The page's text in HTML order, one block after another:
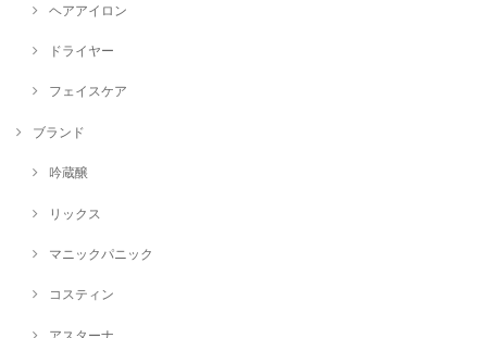
ヘアアイロン
ドライヤー
フェイスケア
ブランド
吟蔵醸
リックス
マニックパニック
コスティン